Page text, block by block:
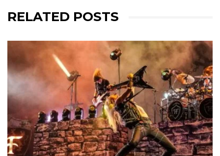
RELATED POSTS